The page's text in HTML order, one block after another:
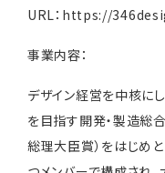
URL： https://
事業内容：
デザイン経営を中核に
を目指す開発・製造総
総理大臣賞）をはじめ